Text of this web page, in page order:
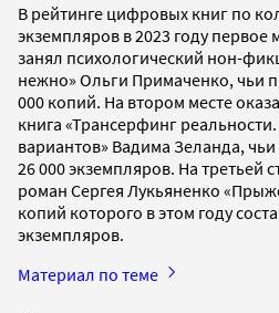
В рейтинге цифровых книг по
экземпляров в 2023 году первое
занял психологический нон-
нежно» Ольги Примаченко, чьи
000 копий. На втором месте
книга «Трансерфинг
вариантов» Вадима Зеланда,
26 000 экземпляров. На третьей
роман Сергея Лукьяненко
копий которого в этом году
экземпляров.
Материал по теме